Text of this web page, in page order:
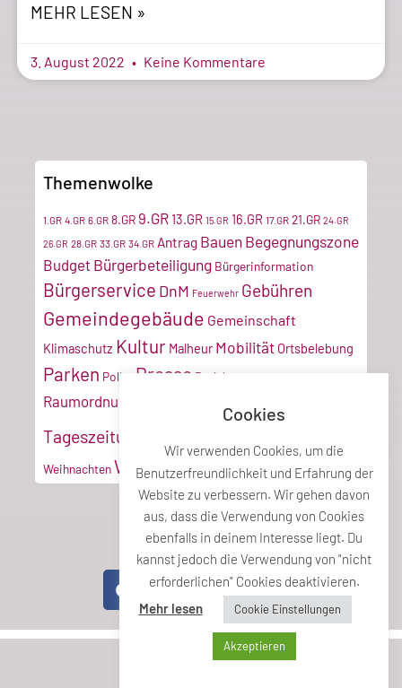
MEHR LESEN »
3. August 2022 Keine Kommentare
Themenwolke
1.GR 4.GR 6.GR 8.GR 9.GR 13.GR 15.GR 16.GR 17.GR 21.GR 24.GR
26.GR 28.GR 33.GR 34.GR Antrag BauenBegegnungszone
Budget Bürgerbeteiligung Bürgerinformation
Bürgerservice DnM Feuerwehr Gebühren
Gemeindegebäude Gemeinschaft
Klimaschutz Kultur Malheur Mobilität Ortsbelebung
Parken Poller Presse Projektmanagement
Raumordnung
Tageszeitung
WeihnachtenWirtschaft
Teile diesen Beitrag
Cookies
Wir verwenden Cookies, um die
Benutzerfreundlichkeit und Erfahrung der
Website zu verbessern. Wir gehen davon
aus, dass die Verwendung von Cookies
ebenfalls in deinem Interesse liegt. Du
kannst jedoch die Verwendung von "nicht
erforderlichen" Cookies deaktivieren.
Mehr lesen
Cookie Einstellungen
Akzeptieren